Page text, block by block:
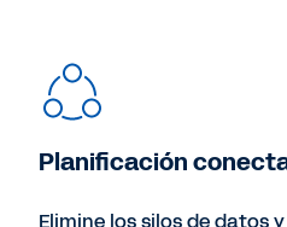
Planificación
Elimine los silos de datos